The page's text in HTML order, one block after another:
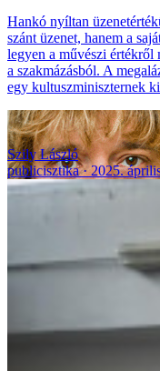
Hankó nyíltan
szánt üzenet, hanem a
legyen a művészi
a szakmázásból. A
egy kultuszminiszternek
Szily László
publicisztika
2025.